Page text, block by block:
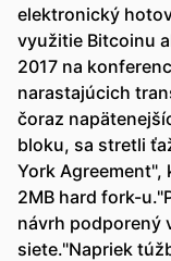
elektronický
využitie Bitcoinu
2017 na
narastajúcich
čoraz
bloku, sa stretli
York Agreement",
2MB hard fork-
návrh podporený
siete."Napriek